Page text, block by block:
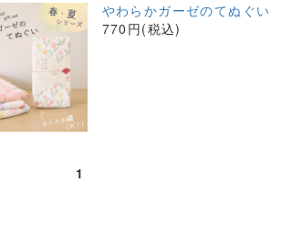
やわらかガーゼのてぬぐい
770円(税込)
1